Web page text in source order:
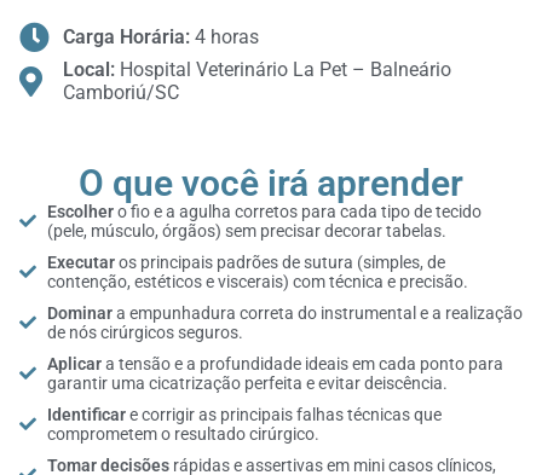
Carga Horária: 4 horas
Local: Hospital Veterinário La Pet – Balneário
Camboriú/SC
Escolhero fio e a agulha corretos para cada tipo de tecido
(pele, músculo, órgãos) sem precisar decorar tabelas.
Executaros principais padrões de sutura (simples, de
contenção, estéticos e viscerais) com técnica e precisão.
Dominara empunhadura correta do instrumental e a realização
de nós cirúrgicos seguros.
Aplicara tensão e a profundidade ideais em cada ponto para
garantir uma cicatrização perfeita e evitar deiscência.
Identificare corrigir as principais falhas técnicas que
comprometem o resultado cirúrgico.
Tomar decisões rápidas e assertivas em mini casos clínicos,
O que você irá aprender